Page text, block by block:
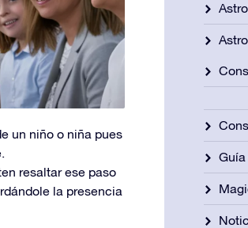
un niño o niña pues
resaltar ese paso
la presencia
Guía